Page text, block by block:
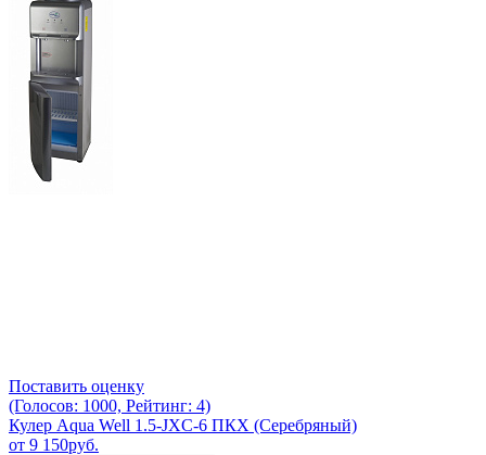
Поставить оценку
(Голосов: 1000, Рейтинг: 4)
Кулер Aqua Well 1.5-JXC-6 ПКХ (Серебряный)
от 9 150руб.